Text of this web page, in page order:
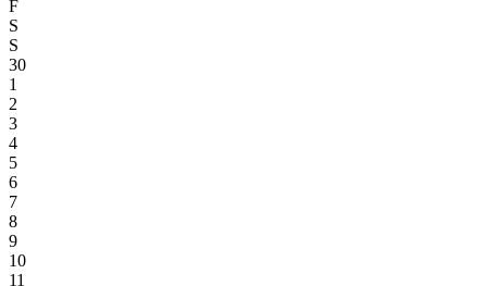
F
S
S
30
1
2
3
4
5
6
7
8
9
10
11